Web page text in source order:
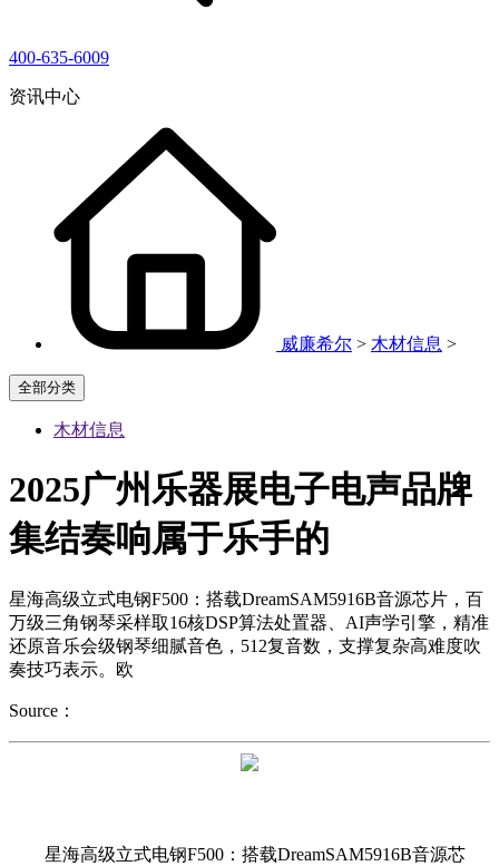
400-635-6009
资讯中心
威廉希尔 > 木材信息 >
全部分类
木材信息
2025广州乐器展电子电声品牌
集结奏响属于乐手的
星海高级立式电钢F500：搭载DreamSAM5916B音源芯片，百
万级三角钢琴采样取16核DSP算法处置器、AI声学引擎，精准
还原音乐会级钢琴细腻音色，512复音数，支撑复杂高难度吹
奏技巧表示。欧
Source：
星海高级立式电钢F500：搭载DreamSAM5916B音源芯